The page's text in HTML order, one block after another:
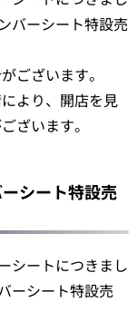
バーシート特設売
ございます。
より、開店を見
ざいます。
シート特設売
シートにつきまし
ーシート特設売